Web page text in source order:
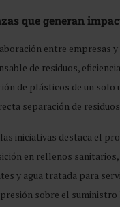
que generan
entre empresas
de residuos,
de plásticos de un
separación de
iniciativas destaca el
en rellenos
y agua tratada para
sobre el suministro